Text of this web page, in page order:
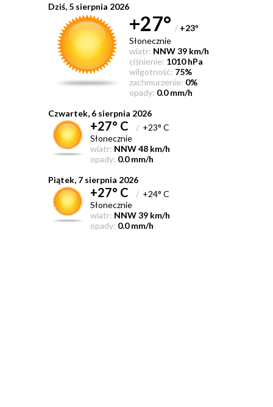
Dziś, 5 sierpnia 2026
+27° / +23°
Słonecznie
wiatr: NNW 39 km/h
ciśnienie: 1010 hPa
wilgotność: 75%
zachmurzenie: 0%
opady: 0.0 mm/h
Czwartek, 6 sierpnia 2026
+27° C /+23° C
Słonecznie
wiatr: NNW 48 km/h
opady: 0.0 mm/h
Piątek, 7 sierpnia 2026
+27° C /+24° C
Słonecznie
wiatr: NNW 39 km/h
opady: 0.0 mm/h